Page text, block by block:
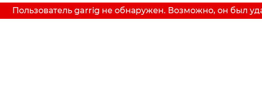
Пользователь garrig не обнаружен. Возможно, он был